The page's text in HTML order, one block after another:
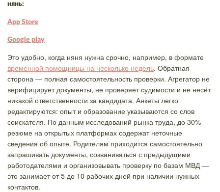
нянь:
App Store
Google play
Это удобно, когда няня нужна срочно, например, в формате
временной помощницы на несколько недель. Обратная
сторона — полная самостоятельность проверки. Агрегатор не
верифицирует документы, не проверяет судимости и не несёт
никакой ответственности за кандидата. Анкеты легко
редактируются: опыт и образование указываются со слов
соискателя. По данным исследований рынка труда, до 30%
резюме на открытых платформах содержат неточные
сведения об опыте. Родителям приходится самостоятельно
запрашивать документы, созваниваться с предыдущими
работодателями и организовывать проверку по базам МВД —
это занимает от 5 до 10 рабочих дней при наличии нужных
контактов.